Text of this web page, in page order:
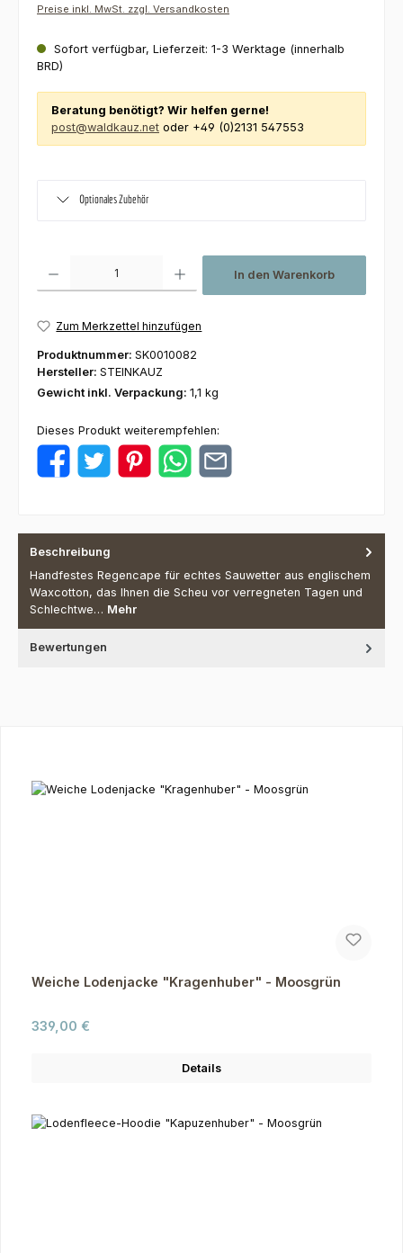
Preise inkl. MwSt. zzgl. Versandkosten
Sofort verfügbar, Lieferzeit: 1-3 Werktage (innerhalb
BRD)
Beratung benötigt? Wir helfen gerne!
post@waldkauz.net oder +49 (0)2131 547553
Optionales Zubehör
In den Warenkorb
Zum Merkzettel hinzufügen
Produktnummer: SK0010082
Hersteller: STEINKAUZ
Gewicht inkl. Verpackung: 1,1 kg
Dieses Produkt weiterempfehlen:
Beschreibung
Handfestes Regencape für echtes Sauwetter aus englischem
Waxcotton, das Ihnen die Scheu vor verregneten Tagen und
Schlechtwe… Mehr
Bewertungen
Weiche Lodenjacke "Kragenhuber" - Moosgrün
Regulärer Preis:
339,00 €
Details